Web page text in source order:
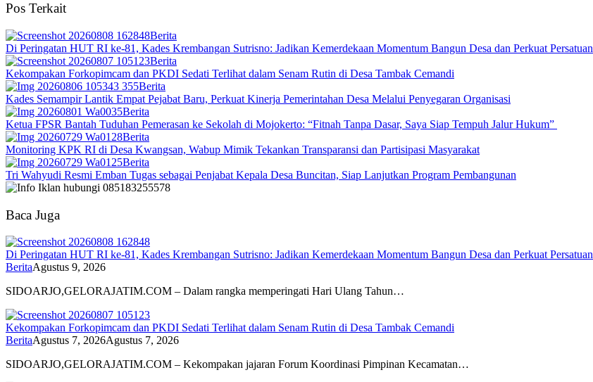
Pos Terkait
Berita
Di Peringatan HUT RI ke-81, Kades Krembangan Sutrisno: Jadikan Kemerdekaan Momentum Bangun Desa dan Perkuat Persatuan
Berita
Kekompakan Forkopimcam dan PKDI Sedati Terlihat dalam Senam Rutin di Desa Tambak Cemandi
Berita
Kades Semampir Lantik Empat Pejabat Baru, Perkuat Kinerja Pemerintahan Desa Melalui Penyegaran Organisasi
Berita
Ketua FPSR Bantah Tuduhan Pemerasan ke Sekolah di Mojokerto: “Fitnah Tanpa Dasar, Saya Siap Tempuh Jalur Hukum”
Berita
Monitoring KPK RI di Desa Kwangsan, Wabup Mimik Tekankan Transparansi dan Partisipasi Masyarakat
Berita
Tri Wahyudi Resmi Emban Tugas sebagai Penjabat Kepala Desa Buncitan, Siap Lanjutkan Program Pembangunan
Baca Juga
Di Peringatan HUT RI ke-81, Kades Krembangan Sutrisno: Jadikan Kemerdekaan Momentum Bangun Desa dan Perkuat Persatuan
BeritaAgustus 9, 2026
SIDOARJO,GELORAJATIM.COM – Dalam rangka memperingati Hari Ulang Tahun…
Kekompakan Forkopimcam dan PKDI Sedati Terlihat dalam Senam Rutin di Desa Tambak Cemandi
BeritaAgustus 7, 2026Agustus 7, 2026
SIDOARJO,GELORAJATIM.COM – Kekompakan jajaran Forum Koordinasi Pimpinan Kecamatan…